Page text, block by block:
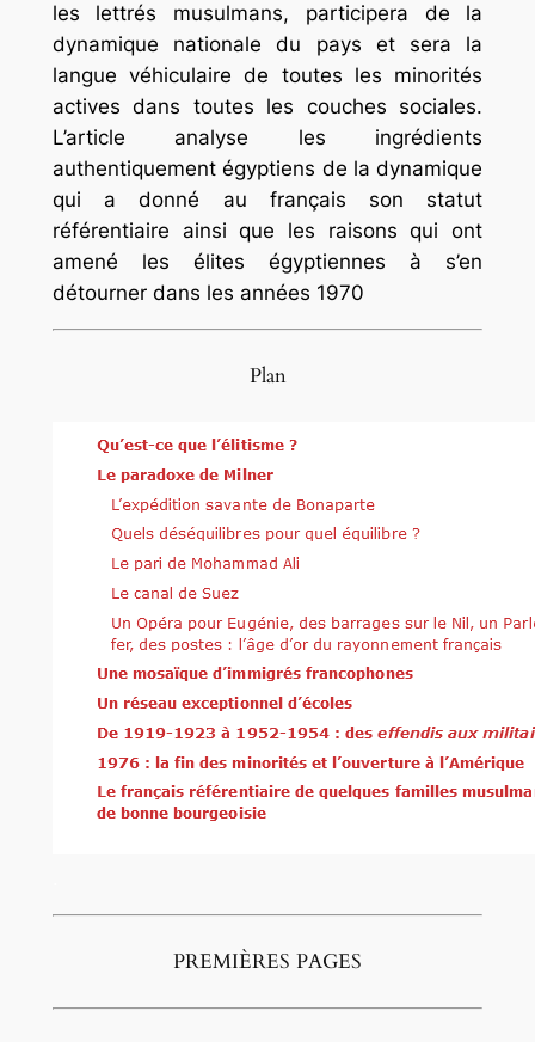
les lettrés musulmans, participera de la
dynamique nationale du pays et sera la
langue véhiculaire de toutes les minorités
actives dans toutes les couches sociales.
L’article analyse les ingrédients
authentiquement égyptiens de la dynamique
qui a donné au français son statut
référentiaire ainsi que les raisons qui ont
amené les élites égyptiennes à s’en
détourner dans les années 1970
Plan
PREMIÈRES PAGES